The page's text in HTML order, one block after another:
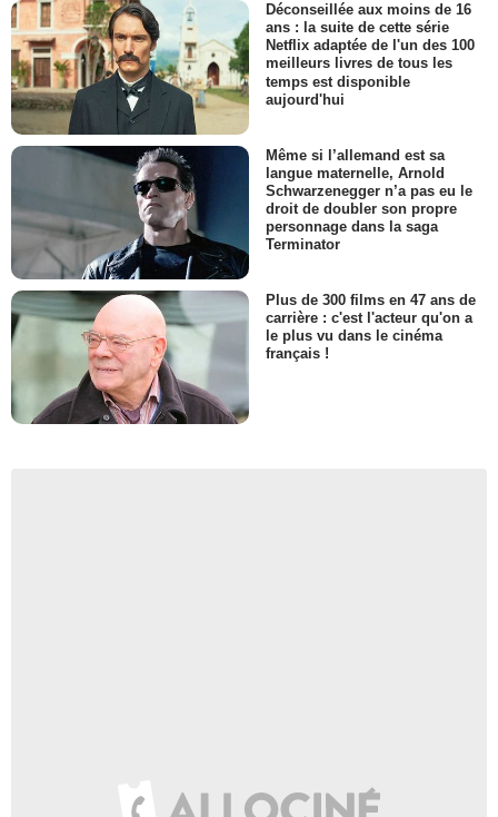
Déconseillée aux moins de 16
ans : la suite de cette série
Netflix adaptée de l'un des 100
meilleurs livres de tous les
temps est disponible
aujourd'hui
Même si l’allemand est sa
langue maternelle, Arnold
Schwarzenegger n’a pas eu le
droit de doubler son propre
personnage dans la saga
Terminator
Plus de 300 films en 47 ans de
carrière : c'est l'acteur qu'on a
le plus vu dans le cinéma
français !